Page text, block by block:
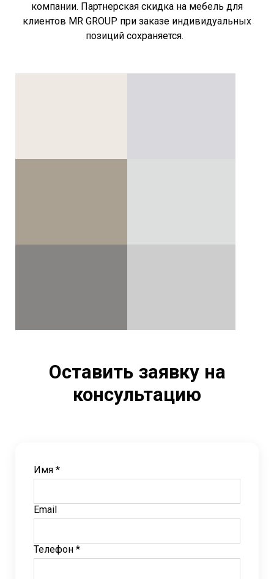
компании. Партнерская скидка на мебель для
клиентов MR GROUP при заказе индивидуальных
позиций сохраняется.
Оставить заявку на
консультацию
Имя *
Email
Телефон *